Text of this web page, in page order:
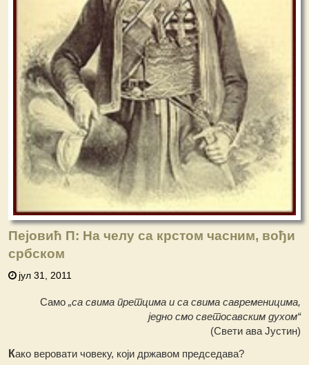
Пејовић П: На челу са крстом часним, вођи
србском
јул 31, 2011
Само „са свима претцима и са свима савременицима,
једно смо светосавским духом“
(Свети ава Јустин)
Како веровати човеку, који државом председава?